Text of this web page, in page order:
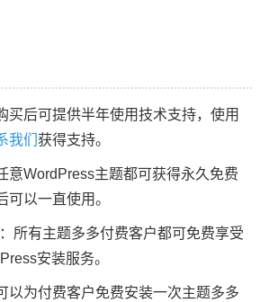
买后可提供半年使用技术支持，使用
我们 获得支持。
意WordPress主题都可获得永久免费
以一直使用。
所有主题多多付费客户都可免费享受
安装服务。
以为付费客户免费安装一次主题多多